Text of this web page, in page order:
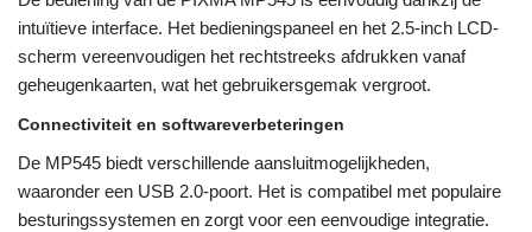
intuïtieve interface. Het bedieningspaneel en het 2.5-inch LCD-
scherm vereenvoudigen het rechtstreeks afdrukken vanaf
geheugenkaarten, wat het gebruikersgemak vergroot.
Connectiviteit en softwareverbeteringen
De MP545 biedt verschillende aansluitmogelijkheden,
waaronder een USB 2.0-poort. Het is compatibel met populaire
besturingssystemen en zorgt voor een eenvoudige integratie.